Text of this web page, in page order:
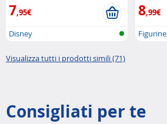
7,95€
Disney
8,99€
Figurine
Visualizza tutti i prodotti simili (71)
Consigliati per te